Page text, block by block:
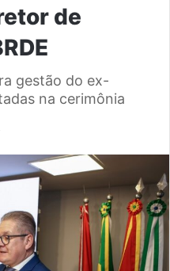
de
gestão do ex-
na cerimônia